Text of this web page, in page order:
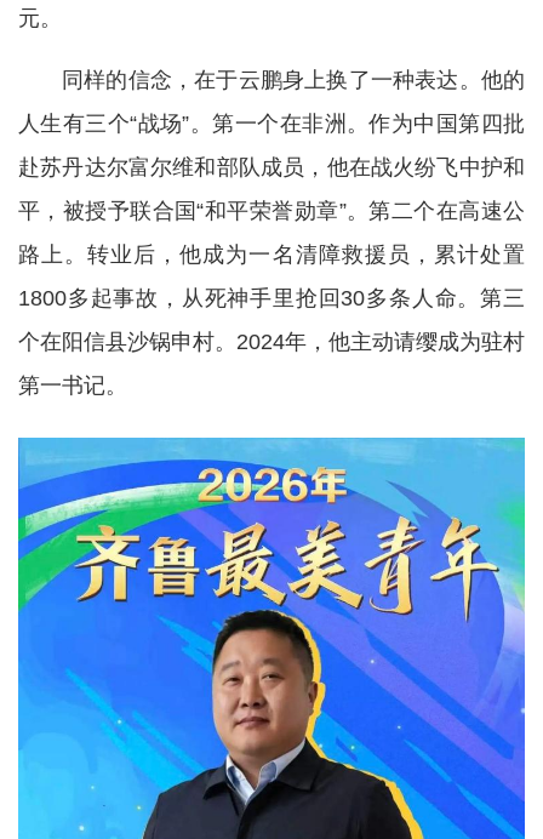
元。
同样的信念，在于云鹏身上换了一种表达。他的
人生有三个“战场”。第一个在非洲。作为中国第四批
赴苏丹达尔富尔维和部队成员，他在战火纷飞中护和
平，被授予联合国“和平荣誉勋章”。第二个在高速公
路上。转业后，他成为一名清障救援员，累计处置
1800多起事故，从死神手里抢回30多条人命。第三
个在阳信县沙锅申村。2024年，他主动请缨成为驻村
第一书记。